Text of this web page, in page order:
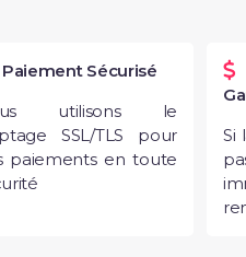
Paiement Sécurisé
utilisons le
SSL/TLS pour
paiements en toute
Si